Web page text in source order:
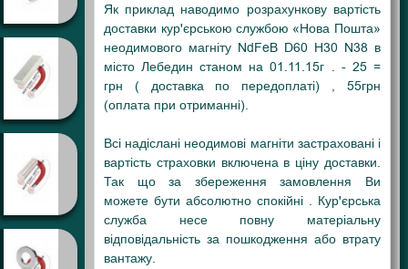
Як приклад наводимо розрахункову вартість
доставки кур'єрською службою «Нова Пошта»
неодимового магніту NdFeB D60 H30 N38 в
місто Лебедин станом на 01.11.15г . - 25 =
грн ( доставка по передоплаті) , 55грн
(оплата при отриманні).
Всі надіслані неодимові магніти застраховані і
вартість страховки включена в ціну доставки.
Так що за збереження замовлення Ви
можете бути абсолютно спокійні . Кур'єрська
служба несе повну матеріальну
відповідальність за пошкодження або втрату
вантажу.